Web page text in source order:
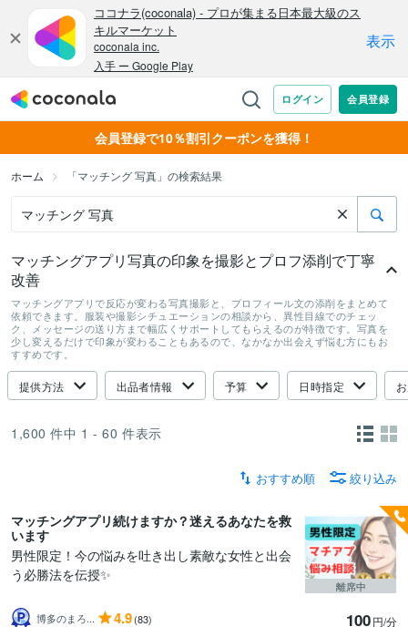
会員登録で10％割引クーポンを獲得！
ホーム 「マッチング 写真」の検索結果
マッチングアプリ写真の印象を撮影とプロフ添削で丁寧
改善
マッチングアプリで反応が変わる写真撮影と、プロフィール文の添削をまとめて
依頼できます。服装や撮影シチュエーションの相談から、異性目線でのチェッ
ク、メッセージの送り方まで幅広くサポートしてもらえるのが特徴です。写真を
少し変えるだけで印象が変わることもあるので、なかなか出会えず悩む方にもお
すすめです。
提供方法 出品者情報 予算 日時指定
1,600 件中 1 - 60 件表示
おすすめ順 絞り込み
マッチングアプリ続けますか？迷えるあなたを救
います
男性限定！今の悩みを吐き出し素敵な女性と出会
う必勝法を伝授✨
博多のまろ... 4.9(83) 100円/分
離席中